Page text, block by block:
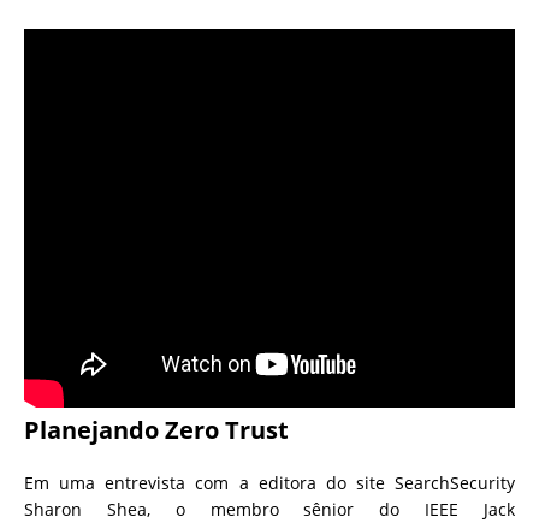
Planejando Zero Trust
Em uma entrevista com a editora do site SearchSecurity
Sharon Shea, o membro sênior do IEEE Jack